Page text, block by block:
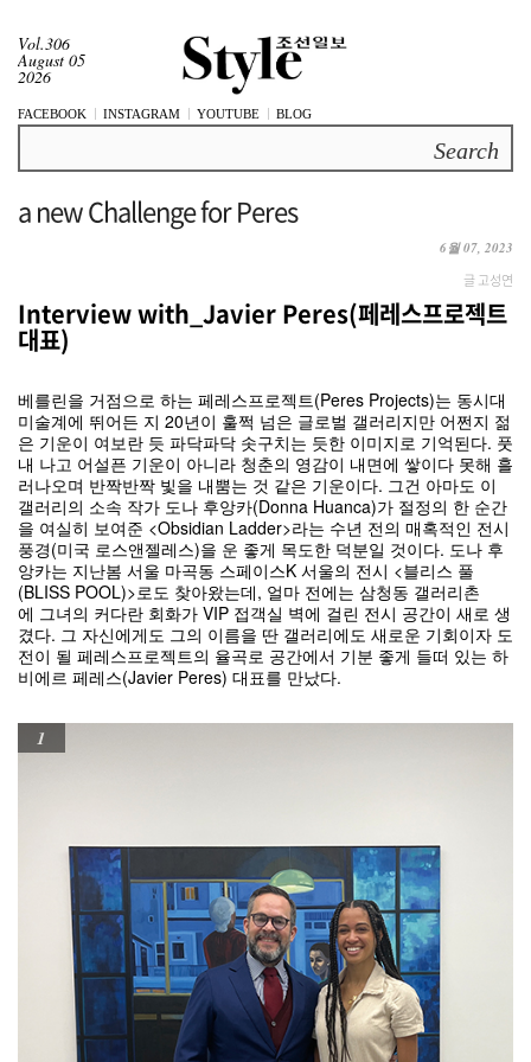
Vol.306
August 05
2026
FACEBOOK INSTAGRAM YOUTUBE BLOG
a new Challenge for Peres
6월 07, 2023
글 고성연
Interview with_Javier Peres(페레스프로젝트
대표)
베를린을 거점으로 하는 페레스프로젝트(Peres Projects)는 동시대
미술계에 뛰어든 지 20년이 훌쩍 넘은 글로벌 갤러리지만 어쩐지 젊
은 기운이 여보란 듯 파닥파닥 솟구치는 듯한 이미지로 기억된다. 풋
내 나고 어설픈 기운이 아니라 청춘의 영감이 내면에 쌓이다 못해 흘
러나오며 반짝반짝 빛을 내뿜는 것 같은 기운이다. 그건 아마도 이
갤러리의 소속 작가 도나 후앙카(Donna Huanca)가 절정의 한 순간
을 여실히 보여준 <Obsidian Ladder>라는 수년 전의 매혹적인 전시
풍경(미국 로스앤젤레스)을 운 좋게 목도한 덕분일 것이다. 도나 후
앙카는 지난봄 서울 마곡동 스페이스K 서울의 전시 <블리스 풀
(BLISS POOL)>로도 찾아왔는데, 얼마 전에는 삼청동 갤러리촌
에 그녀의 커다란 회화가 VIP 접객실 벽에 걸린 전시 공간이 새로 생
겼다. 그 자신에게도 그의 이름을 딴 갤러리에도 새로운 기회이자 도
전이 될 페레스프로젝트의 율곡로 공간에서 기분 좋게 들떠 있는 하
비에르 페레스(Javier Peres) 대표를 만났다.
1